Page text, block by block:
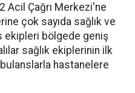
Acil Çağrı Merkezi'ne
çok sayıda sağlık ve
ekipleri bölgede geniş
sağlık ekiplerinin ilk
hastanelere